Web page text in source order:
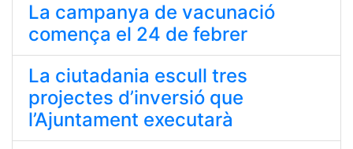
La campanya de vacunació
comença el 24 de febrer
La ciutadania escull tres
projectes d’inversió que
l’Ajuntament executarà